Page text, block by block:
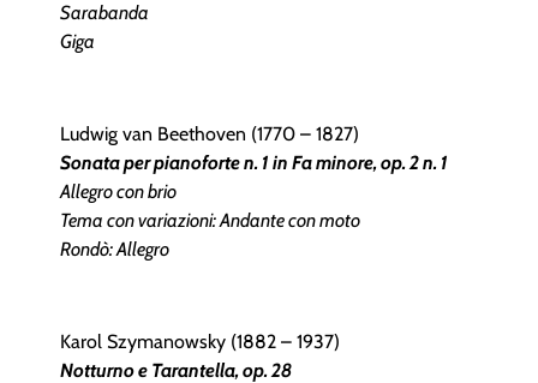
Sarabanda
Giga
Ludwig van Beethoven (1770 – 1827)
Sonata per pianoforte n. 1 in Fa minore, op. 2 n. 1
Allegro con brio
Tema con variazioni: Andante con moto
Rondò: Allegro
Karol Szymanowsky (1882 – 1937)
Notturno e Tarantella, op. 28